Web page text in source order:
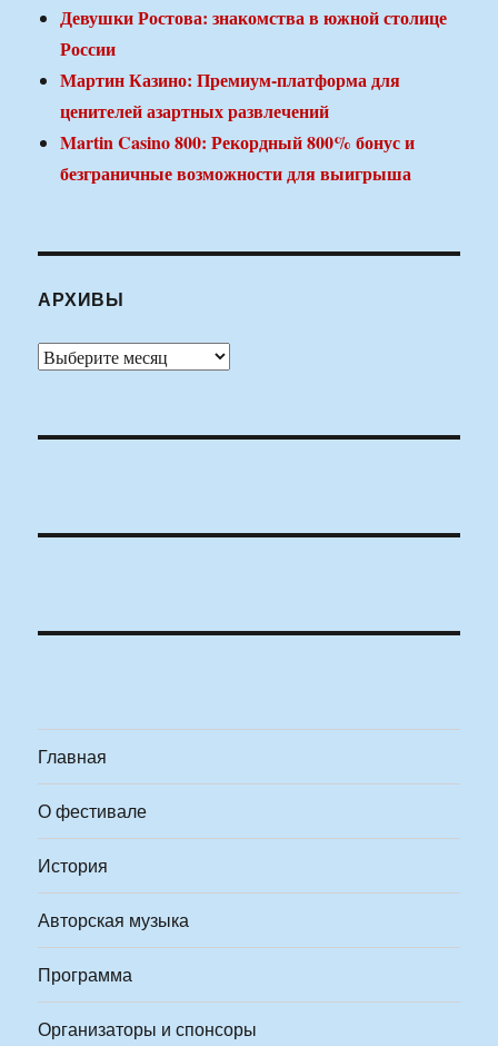
Девушки Ростова: знакомства в южной столице
России
Мартин Казино: Премиум-платформа для
ценителей азартных развлечений
Martin Casino 800: Рекордный 800% бонус и
безграничные возможности для выигрыша
АРХИВЫ
Архивы
Главная
О фестивале
История
Авторская музыка
Программа
Организаторы и спонсоры